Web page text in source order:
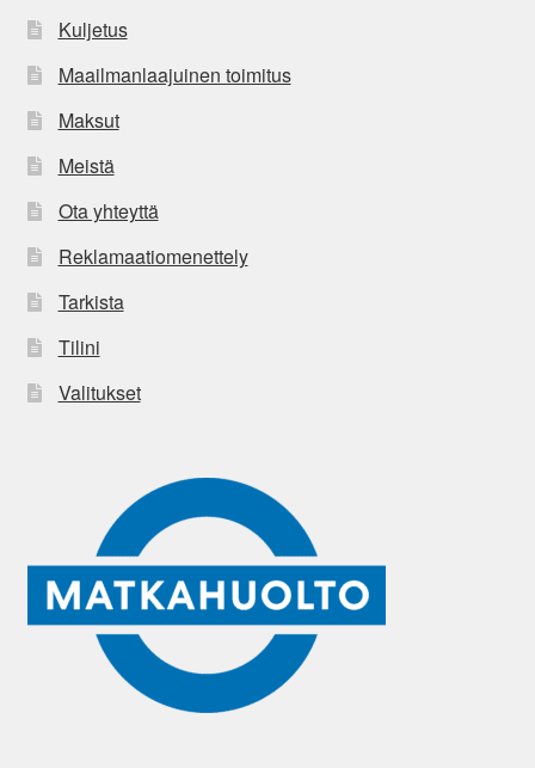
Kuljetus
Maailmanlaajuinen toimitus
Maksut
Meistä
Ota yhteyttä
Reklamaatiomenettely
Tarkista
Tilini
Valitukset